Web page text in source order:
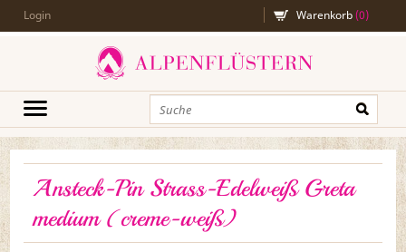
Login Warenkorb(0)
Ansteck-Pin Strass-Edelweiß Greta
medium (creme-weiß)